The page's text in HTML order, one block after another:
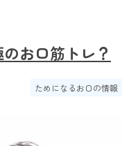
お口筋トレ？
ためになるお口の情報